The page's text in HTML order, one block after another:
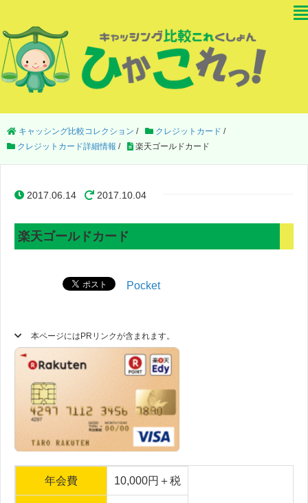
キャッシング比較コレクション / クレジットカード /
クレジットカード詳細情報 / 楽天ゴールドカード
2017.06.14 2017.10.04
楽天ゴールドカード
Pocket
本ページにはPRリンクが含まれます。
年会費 10,000円＋税